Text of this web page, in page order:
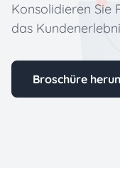
Konsolidieren Sie
das
Broschüre